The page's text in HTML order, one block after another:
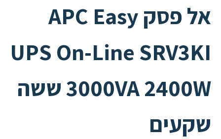
אל פסק APC Easy
UPS On-Line SRV3KI
3000VA 2400W ששה
שקעים